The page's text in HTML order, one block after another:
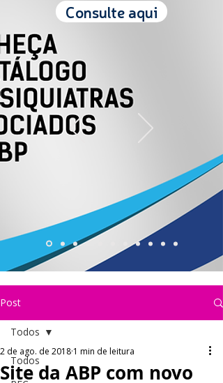
Consulte aqui
Post
Todos
Todos
Site da ABP com novo
2 de ago. de 2018 1 min de leitura